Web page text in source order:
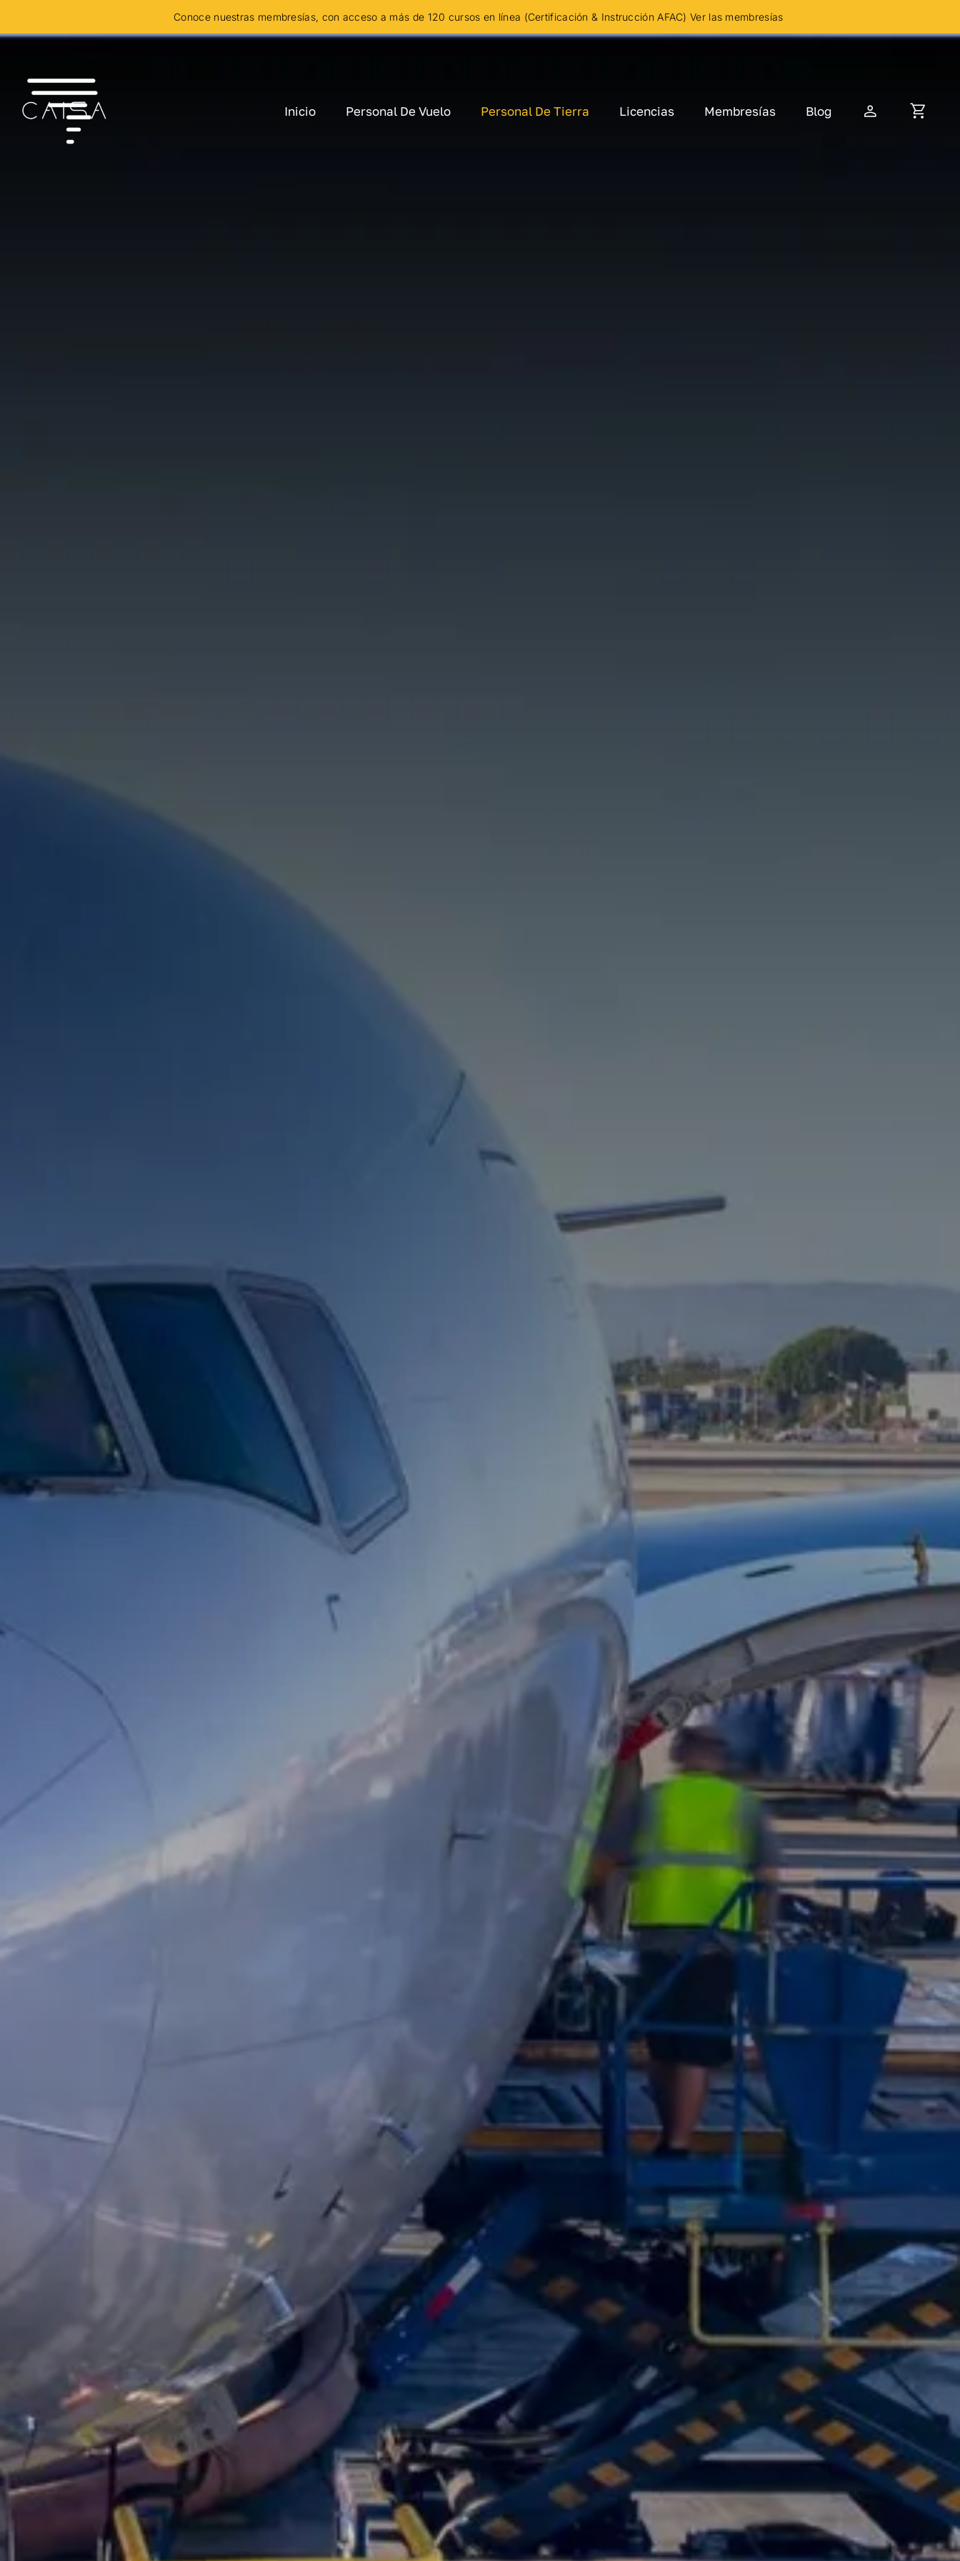
to
Conoce nuestras membresías, con acceso a más de 120 cursos en línea (Certificación & Instrucción AFAC) Ver las membresías
Inicio Personal De Vuelo Personal De Tierra Licencias Membresías Blog
Cursos de oficial de operaciones, para revalidar
licencia.
Encuentra los mejores cursos de mecánico aeronáutico para revalidar licencia. En Caisa
Tech, Escuela de aviación en Línea. Revalida tu licencia de oficial de operaciones en línea.
Estudia 24 / 7 y a tu ritmo, desde donde estés. Con certificación oficial y validez